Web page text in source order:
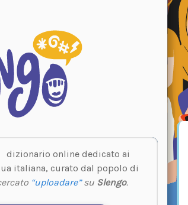
dizionario online dedicato ai
italiana, curato dal popolo di
“uploadare”su Slengo.